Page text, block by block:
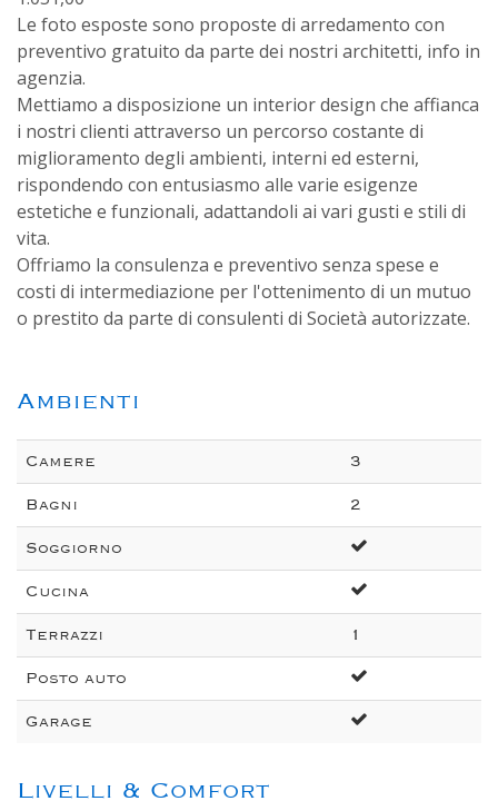
Le foto esposte sono proposte di arredamento con
preventivo gratuito da parte dei nostri architetti, info in
agenzia.
Mettiamo a disposizione un interior design che affianca
i nostri clienti attraverso un percorso costante di
miglioramento degli ambienti, interni ed esterni,
rispondendo con entusiasmo alle varie esigenze
estetiche e funzionali, adattandoli ai vari gusti e stili di
vita.
Offriamo la consulenza e preventivo senza spese e
costi di intermediazione per l'ottenimento di un mutuo
o prestito da parte di consulenti di Società autorizzate.
Ambienti
Camere 3
Bagni 2
Soggiorno
Cucina
Terrazzi 1
Posto auto
Garage
Livelli & Comfort